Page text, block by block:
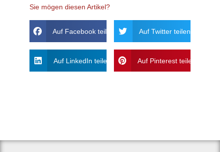
Sie mögen diesen Artikel?
Auf Facebook teilen Auf Twitter teilen
Auf LinkedIn teilen Auf Pinterest teilen